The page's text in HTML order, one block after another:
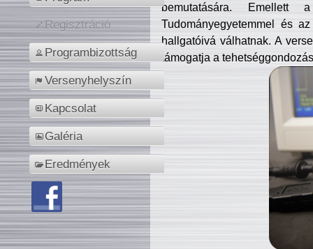
Regisztráció
Programbizottság
Versenyhelyszín
Kapcsolat
Galéria
Eredmények
bemutatására. Emellett
Tudományegyetemmel és
hallgatóivá válhatnak. A
támogatja a